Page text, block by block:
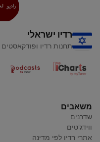
רדיו ישראלי
תחנות רדיו ופודקאסטים
משאבים
שדרנים
ווידג'טים
אתרי רדיו לפי מדינה